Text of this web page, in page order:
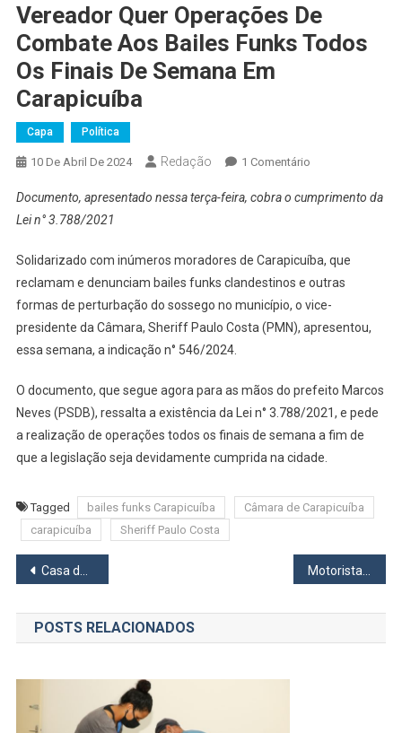
Vereador Quer Operações De
Combate Aos Bailes Funks Todos
Os Finais De Semana Em
Carapicuíba
Capa Política
10 De Abril De 2024 Redação 1 ComentárioEm
Quer
Combate
Aos
Bailes
Funks
Finais
De
Semana
Em
Documento, apresentado nessa terça-feira, cobra o cumprimento da
Lei n° 3.788/2021
Solidarizado com inúmeros moradores de Carapicuíba, que
reclamam e denunciam bailes funks clandestinos e outras
formas de perturbação do sossego no município, o vice-
presidente da Câmara, Sheriff Paulo Costa (PMN), apresentou,
essa semana, a indicação n° 546/2024.
O documento, que segue agora para as mãos do prefeito Marcos
Neves (PSDB), ressalta a existência da Lei n° 3.788/2021, e pede
a realização de operações todos os finais de semana a fim de
que a legislação seja devidamente cumprida na cidade.
Tagged bailes funks Carapicuíba
Câmara de Carapicuíba
carapicuíba
Sheriff Paulo Costa
Navegação
de
Post
Casa da Advocacia e Farmácia da CAASP são inauguradas em Osasco pela OAB
POSTS RELACIONADOS